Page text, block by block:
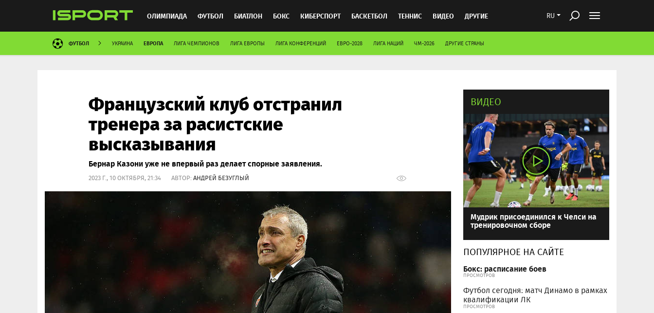
RU
ОЛИМПИАДА ФУТБОЛ БИАТЛОН БОКС КИБЕРСПОРТ БАСКЕТБОЛ ТЕННИС ВИДЕО ДРУГИЕ
ХОККЕЙ ММА АВТОСПОРТ
ФУТБОЛ УКРАИНА ЕВРОПА ЛИГА ЧЕМПИОНОВ ЛИГА ЕВРОПЫ ЛИГА КОНФЕРЕНЦИЙ ЕВРО-2028 ЛИГА НАЦИЙ ЧМ-2026 ДРУГИЕ СТРАНЫ
Французский клуб отстранил
тренера за расистские
высказывания
Бернар Казони уже не впервый раз делает спорные заявления.
2023 Г., 10 ОКТЯБРЯ, 21:34 АВТОР: АНДРЕЙ БЕЗУГЛЫЙ
ВИДЕО
Мудрик присоединился к Челси на
тренировочном сборе
ПОПУЛЯРНОЕ НА САЙТЕ
Бокс: расписание боев
ПРОСМОТРОВ
Футбол сегодня: матч Динамо в рамках
квалификации ЛК
ПРОСМОТРОВ